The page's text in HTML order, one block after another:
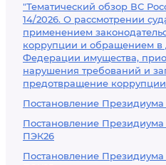
"Тематический обзор ВС
14/2026. О рассмотрении
применением
коррупции и обращением в
Федерации имущества,
нарушения требований и
предотвращение
Постановление Президиума
Постановление
ПЭК26
Постановление Президиума